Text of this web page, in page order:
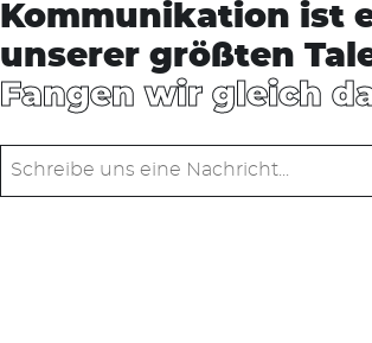
Kommunikation ist
unserer größten
Fangen wir gleich